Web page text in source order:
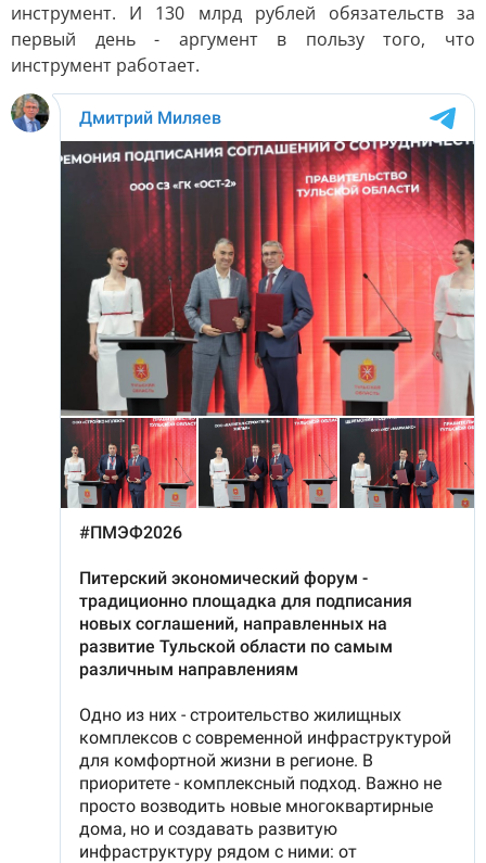
инструмент. И 130 млрд рублей обязательств за
первый день - аргумент в пользу того, что
инструмент работает.